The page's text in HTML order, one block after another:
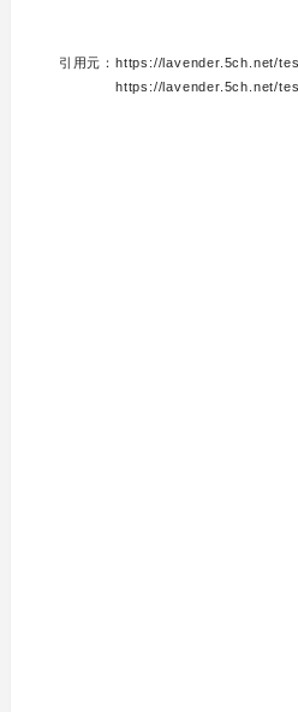
引用元：https://lavender.5ch.net/
https://lavender.5ch.net/